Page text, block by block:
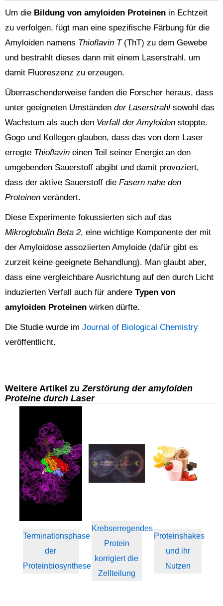
Um die Bildung von amyloiden Proteinen in Echtzeit
zu verfolgen, fügt man eine spezifische Färbung für die
Amyloiden namens Thioflavin T (ThT) zu dem Gewebe
und bestrahlt dieses dann mit einem Laserstrahl, um
damit Fluoreszenz zu erzeugen.
Überraschenderweise fanden die Forscher heraus, dass
unter geeigneten Umständen der Laserstrahl sowohl das
Wachstum als auch den Verfall der Amyloiden stoppte.
Gogo und Kollegen glauben, dass das von dem Laser
erregte Thioflavin einen Teil seiner Energie an den
umgebenden Sauerstoff abgibt und damit provoziert,
dass der aktive Sauerstoff die Fasern nahe den
Proteinen verändert.
Diese Experimente fokussierten sich auf das
Mikroglobulin Beta 2, eine wichtige Komponente der mit
der Amyloidose assoziierten Amyloide (dafür gibt es
zurzeit keine geeignete Behandlung). Man glaubt aber,
dass eine vergleichbare Ausrichtung auf den durch Licht
induzierten Verfall auch für andere Typen von
amyloiden Proteinen wirken dürfte.
Die Studie wurde im Journal of Biological Chemistry
veröffentlicht.
Weitere Artikel zuZerstörung der amyloiden
Proteine durch Laser
Terminationsphase
der
Proteinbiosynthese
Krebserregendes
Protein
korrigiert die
Zellteilung
Proteinshakes
und ihr
Nutzen